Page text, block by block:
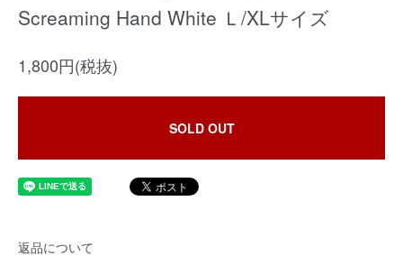
Screaming Hand White Ｌ/XLサイズ
1,800円(税抜)
SOLD OUT
返品について